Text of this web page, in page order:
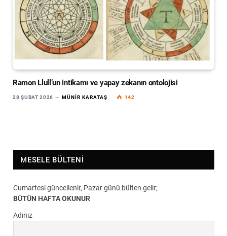
Ramon Llull’un intikamı ve yapay zekanın ontolojisi
28 ŞUBAT 2026 MÜNIR KARATAŞ 142
MESELE BÜLTENI
Cumartesi güncellenir, Pazar günü bülten gelir;
BÜTÜN HAFTA OKUNUR
Adınız